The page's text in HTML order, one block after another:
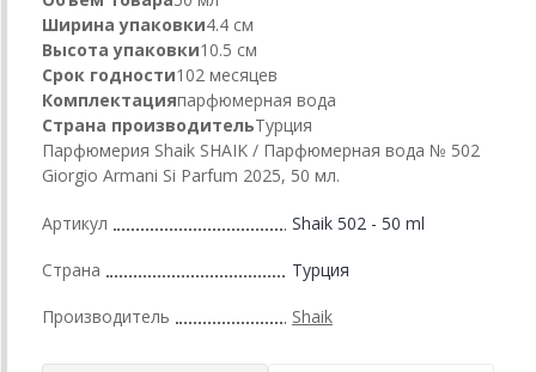
Ширина упаковки4.4 см
Высота упаковки10.5 см
Срок годности102 месяцев
Комплектацияпарфюмерная вода
Страна производительТурция
Парфюмерия Shaik SHAIK / Парфюмерная вода № 502
Giorgio Armani Si Parfum 2025, 50 мл.
Артикул Shaik 502 - 50 ml
Страна Турция
Производитель Shaik